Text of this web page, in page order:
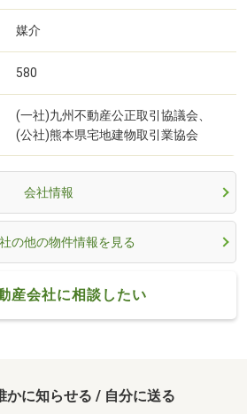
媒介
580
(一社)九州不動産公正取引協議会、
(公社)熊本県宅地建物取引業協会
会社情報
の他の物件情報を見る
産会社に相談したい
かに知らせる / 自分に送る